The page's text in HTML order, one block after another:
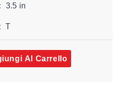
3.5 in
T
Al Carrello